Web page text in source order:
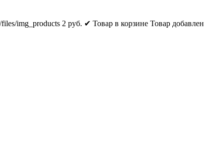
img_products 2 руб. ✔ Товар в корзине Товар добавлен